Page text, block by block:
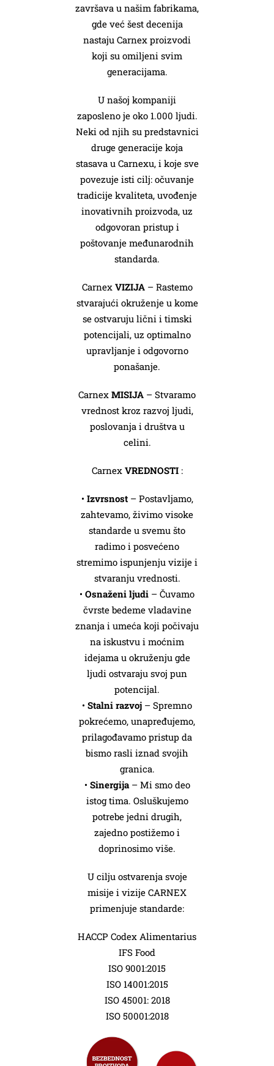
završava u našim fabrikama,
gde već šest decenija
nastaju Carnex proizvodi
koji su omiljeni svim
generacijama.
U našoj kompaniji
zaposleno je oko 1.000 ljudi.
Neki od njih su predstavnici
druge generacije koja
stasava u Carnexu, i koje sve
povezuje isti cilj: očuvanje
tradicije kvaliteta, uvođenje
inovativnih proizvoda, uz
odgovoran pristup i
poštovanje međunarodnih
standarda.
Carnex VIZIJA– Rastemo
stvarajući okruženje u kome
se ostvaruju lični i timski
potencijali, uz optimalno
upravljanje i odgovorno
ponašanje.
Carnex MISIJA – Stvaramo
vrednost kroz razvoj ljudi,
poslovanja i društva u
celini.
Carnex VREDNOSTI:
• Izvrsnost– Postavljamo,
zahtevamo, živimo visoke
standarde u svemu što
radimo i posvećeno
stremimo ispunjenju vizije i
stvaranju vrednosti.
• Osnaženi ljudi – Čuvamo
čvrste bedeme vladavine
znanja i umeća koji počivaju
na iskustvu i moćnim
idejama u okruženju gde
ljudi ostvaraju svoj pun
potencijal.
• Stalni razvoj – Spremno
pokrećemo, unapređujemo,
prilagođavamo pristup da
bismo rasli iznad svojih
granica.
• Sinergija– Mi smo deo
istog tima. Osluškujemo
potrebe jedni drugih,
zajedno postižemo i
doprinosimo više.
U cilju ostvarenja svoje
misije i vizije CARNEX
primenjuje standarde:
HACCP Codex Alimentarius
IFS Food
ISO 9001:2015
ISO 14001:2015
ISO 45001: 2018
ISO 50001:2018